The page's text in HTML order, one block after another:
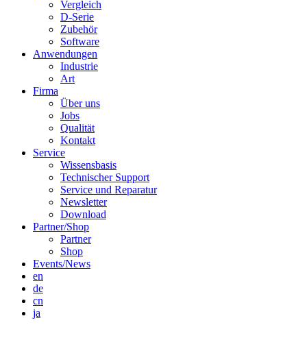
Vergleich
D-Serie
Zubehör
Software
Anwendungen
Industrie
Art
Firma
Über uns
Jobs
Qualität
Kontakt
Service
Wissensbasis
Technischer Support
Service und Reparatur
Newsletter
Download
Partner/Shop
Partner
Shop
Events/News
en
de
cn
ja